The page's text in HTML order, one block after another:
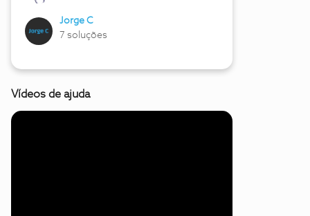
Jorge C
7 soluções
Vídeos de ajuda